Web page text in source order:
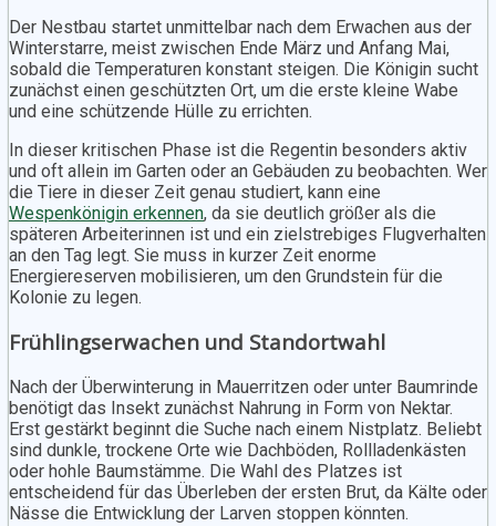
Der Nestbau startet unmittelbar nach dem Erwachen aus der
Winterstarre, meist zwischen Ende März und Anfang Mai,
sobald die Temperaturen konstant steigen. Die Königin sucht
zunächst einen geschützten Ort, um die erste kleine Wabe
und eine schützende Hülle zu errichten.
In dieser kritischen Phase ist die Regentin besonders aktiv
und oft allein im Garten oder an Gebäuden zu beobachten. Wer
die Tiere in dieser Zeit genau studiert, kann eine
Wespenkönigin erkennen, da sie deutlich größer als die
späteren Arbeiterinnen ist und ein zielstrebiges Flugverhalten
an den Tag legt. Sie muss in kurzer Zeit enorme
Energiereserven mobilisieren, um den Grundstein für die
Kolonie zu legen.
Frühlingserwachen und Standortwahl
Nach der Überwinterung in Mauerritzen oder unter Baumrinde
benötigt das Insekt zunächst Nahrung in Form von Nektar.
Erst gestärkt beginnt die Suche nach einem Nistplatz. Beliebt
sind dunkle, trockene Orte wie Dachböden, Rollladenkästen
oder hohle Baumstämme. Die Wahl des Platzes ist
entscheidend für das Überleben der ersten Brut, da Kälte oder
Nässe die Entwicklung der Larven stoppen könnten.